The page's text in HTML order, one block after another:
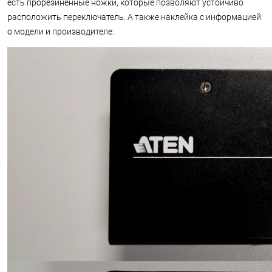
есть прорезиненные ножки, которые позволяют устойчиво
расположить переключатель. А также наклейка с информацией
о модели и производителе.